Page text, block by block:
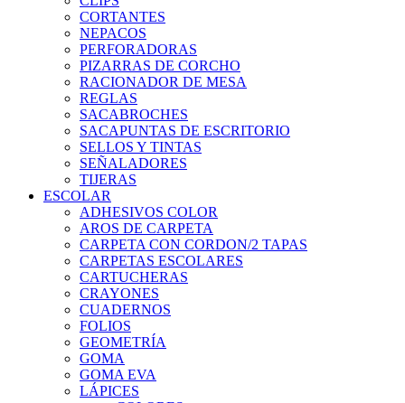
CORTANTES
NEPACOS
PERFORADORAS
PIZARRAS DE CORCHO
RACIONADOR DE MESA
REGLAS
SACABROCHES
SACAPUNTAS DE ESCRITORIO
SELLOS Y TINTAS
SEÑALADORES
TIJERAS
ESCOLAR
ADHESIVOS COLOR
AROS DE CARPETA
CARPETA CON CORDON/2 TAPAS
CARPETAS ESCOLARES
CARTUCHERAS
CRAYONES
CUADERNOS
FOLIOS
GEOMETRÍA
GOMA
GOMA EVA
LÁPICES